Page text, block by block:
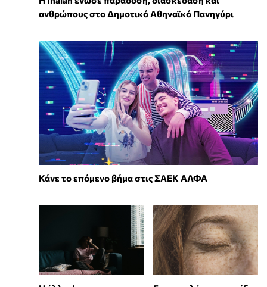
ανθρώπους στο Δημοτικό Αθηναϊκό Πανηγύρι
Κάνε το επόμενο βήμα στις ΣΑΕΚ ΑΛΦΑ